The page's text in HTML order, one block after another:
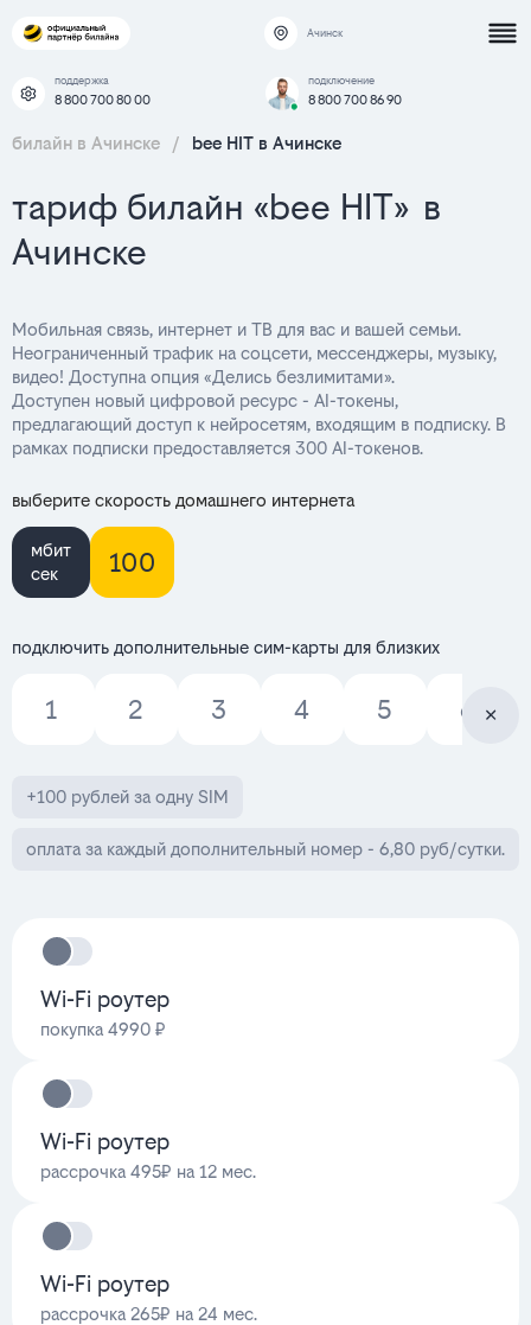
Ачинск
поддержка
8 800 700 80 00
подключение
8 800 700 86 90
билайн в Ачинске / bee HIT в Ачинске
тариф билайн «bee HIT» в
Ачинске
Мобильная связь, интернет и ТВ для вас и вашей семьи.
Неограниченный трафик на соцсети, мессенджеры, музыку,
видео! Доступна опция «Делись безлимитами».
Доступен новый цифровой ресурс - AI-токены,
предлагающий доступ к нейросетям, входящим в подписку. В
рамках подписки предоставляется 300 AI-токенов.
выберите скорость домашнего интернета
мбит
сек
100
подключить дополнительные сим-карты для близких
1 2 3 4 5 6
+100 рублей за одну SIM
оплата за каждый дополнительный номер - 6,80 руб/сутки.
Wi-Fi роутер
покупка 4990 ₽
Wi-Fi роутер
рассрочка 495₽ на 12 мес.
Wi-Fi роутер
рассрочка 265₽ на 24 мес.